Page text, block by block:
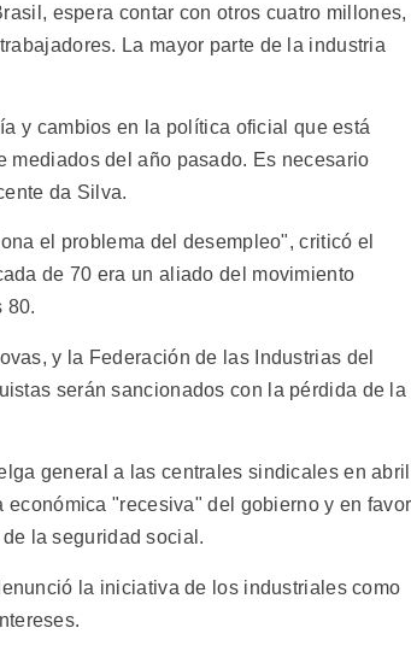
espera contar con otros cuatro millones,
La mayor parte de la industria
y cambios en la política oficial que está
mediados del año pasado. Es necesario
da Silva.
el problema del desempleo", criticó el
de 70 era un aliado del movimiento
80.
y la Federación de las Industrias del
serán sancionados con la pérdida de la
general a las centrales sindicales en
"recesiva" del gobierno y en favor
la seguridad social.
la iniciativa de los industriales como